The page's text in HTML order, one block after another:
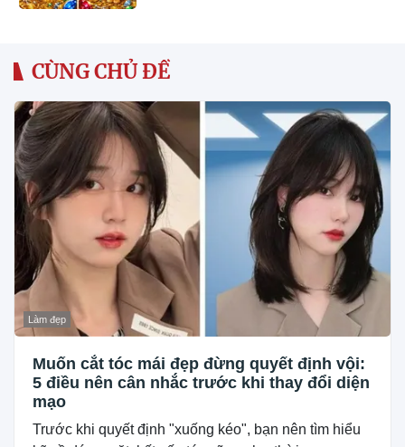
CÙNG CHỦ ĐỀ
Làm đẹp
Muốn cắt tóc mái đẹp đừng quyết định vội:
5 điều nên cân nhắc trước khi thay đổi diện
mạo
Trước khi quyết định "xuống kéo", bạn nên tìm hiểu